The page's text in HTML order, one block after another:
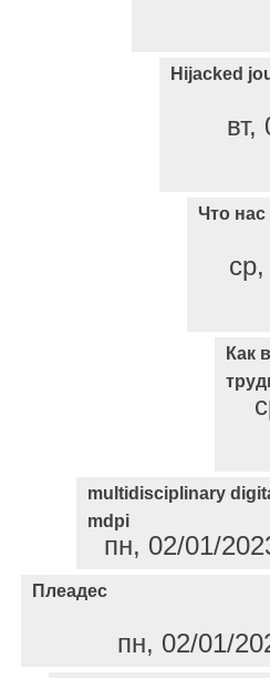
Hijacked
Что
Как
multidisciplinary
mdpi
пн, 02/01/
Плеадес
пн, 02/01/